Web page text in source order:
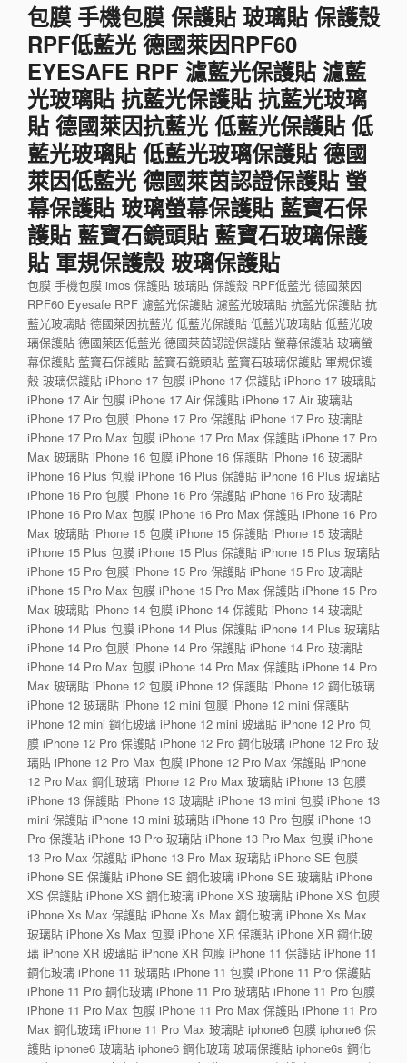
包膜 手機包膜 保護貼 玻璃貼 保護殼
RPF低藍光 德國萊因RPF60
EYESAFE RPF 濾藍光保護貼 濾藍
光玻璃貼 抗藍光保護貼 抗藍光玻璃
貼 德國萊因抗藍光 低藍光保護貼 低
藍光玻璃貼 低藍光玻璃保護貼 德國
萊因低藍光 德國萊茵認證保護貼 螢
幕保護貼 玻璃螢幕保護貼 藍寶石保
護貼 藍寶石鏡頭貼 藍寶石玻璃保護
貼 軍規保護殼 玻璃保護貼
包膜 手機包膜 imos 保護貼 玻璃貼 保護殼 RPF低藍光 德國萊因
RPF60 Eyesafe RPF 濾藍光保護貼 濾藍光玻璃貼 抗藍光保護貼 抗
藍光玻璃貼 德國萊因抗藍光 低藍光保護貼 低藍光玻璃貼 低藍光玻
璃保護貼 德國萊因低藍光 德國萊茵認證保護貼 螢幕保護貼 玻璃螢
幕保護貼 藍寶石保護貼 藍寶石鏡頭貼 藍寶石玻璃保護貼 軍規保護
殼 玻璃保護貼 iPhone 17 包膜 iPhone 17 保護貼 iPhone 17 玻璃貼
iPhone 17 Air 包膜 iPhone 17 Air 保護貼 iPhone 17 Air 玻璃貼
iPhone 17 Pro 包膜 iPhone 17 Pro 保護貼 iPhone 17 Pro 玻璃貼
iPhone 17 Pro Max 包膜 iPhone 17 Pro Max 保護貼 iPhone 17 Pro
Max 玻璃貼 iPhone 16 包膜 iPhone 16 保護貼 iPhone 16 玻璃貼
iPhone 16 Plus 包膜 iPhone 16 Plus 保護貼 iPhone 16 Plus 玻璃貼
iPhone 16 Pro 包膜 iPhone 16 Pro 保護貼 iPhone 16 Pro 玻璃貼
iPhone 16 Pro Max 包膜 iPhone 16 Pro Max 保護貼 iPhone 16 Pro
Max 玻璃貼 iPhone 15 包膜 iPhone 15 保護貼 iPhone 15 玻璃貼
iPhone 15 Plus 包膜 iPhone 15 Plus 保護貼 iPhone 15 Plus 玻璃貼
iPhone 15 Pro 包膜 iPhone 15 Pro 保護貼 iPhone 15 Pro 玻璃貼
iPhone 15 Pro Max 包膜 iPhone 15 Pro Max 保護貼 iPhone 15 Pro
Max 玻璃貼 iPhone 14 包膜 iPhone 14 保護貼 iPhone 14 玻璃貼
iPhone 14 Plus 包膜 iPhone 14 Plus 保護貼 iPhone 14 Plus 玻璃貼
iPhone 14 Pro 包膜 iPhone 14 Pro 保護貼 iPhone 14 Pro 玻璃貼
iPhone 14 Pro Max 包膜 iPhone 14 Pro Max 保護貼 iPhone 14 Pro
Max 玻璃貼 iPhone 12 包膜 iPhone 12 保護貼 iPhone 12 鋼化玻璃
iPhone 12 玻璃貼 iPhone 12 mini 包膜 iPhone 12 mini 保護貼
iPhone 12 mini 鋼化玻璃 iPhone 12 mini 玻璃貼 iPhone 12 Pro 包
膜 iPhone 12 Pro 保護貼 iPhone 12 Pro 鋼化玻璃 iPhone 12 Pro 玻
璃貼 iPhone 12 Pro Max 包膜 iPhone 12 Pro Max 保護貼 iPhone
12 Pro Max 鋼化玻璃 iPhone 12 Pro Max 玻璃貼 iPhone 13 包膜
iPhone 13 保護貼 iPhone 13 玻璃貼 iPhone 13 mini 包膜 iPhone 13
mini 保護貼 iPhone 13 mini 玻璃貼 iPhone 13 Pro 包膜 iPhone 13
Pro 保護貼 iPhone 13 Pro 玻璃貼 iPhone 13 Pro Max 包膜 iPhone
13 Pro Max 保護貼 iPhone 13 Pro Max 玻璃貼 iPhone SE 包膜
iPhone SE 保護貼 iPhone SE 鋼化玻璃 iPhone SE 玻璃貼 iPhone
XS 保護貼 iPhone XS 鋼化玻璃 iPhone XS 玻璃貼 iPhone XS 包膜
iPhone Xs Max 保護貼 iPhone Xs Max 鋼化玻璃 iPhone Xs Max
玻璃貼 iPhone Xs Max 包膜 iPhone XR 保護貼 iPhone XR 鋼化玻
璃 iPhone XR 玻璃貼 iPhone XR 包膜 iPhone 11 保護貼 iPhone 11
鋼化玻璃 iPhone 11 玻璃貼 iPhone 11 包膜 iPhone 11 Pro 保護貼
iPhone 11 Pro 鋼化玻璃 iPhone 11 Pro 玻璃貼 iPhone 11 Pro 包膜
iPhone 11 Pro Max 包膜 iPhone 11 Pro Max 保護貼 iPhone 11 Pro
Max 鋼化玻璃 iPhone 11 Pro Max 玻璃貼 iphone6 包膜 iphone6 保
護貼 iphone6 玻璃貼 iphone6 鋼化玻璃 玻璃保護貼 iphone6s 鋼化